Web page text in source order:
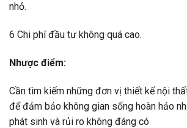
nhỏ.
6 Chi phí đầu tư không quá cao.
Nhược điểm:
Cần tìm kiếm những đơn vị thiết kế nội
để đảm bảo không gian sống hoàn hảo
phát sinh và rủi ro không đáng có